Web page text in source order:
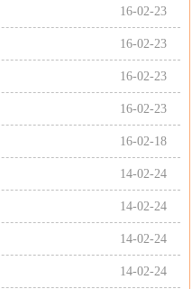
16-02-23
16-02-23
16-02-23
16-02-23
16-02-18
14-02-24
14-02-24
14-02-24
14-02-24